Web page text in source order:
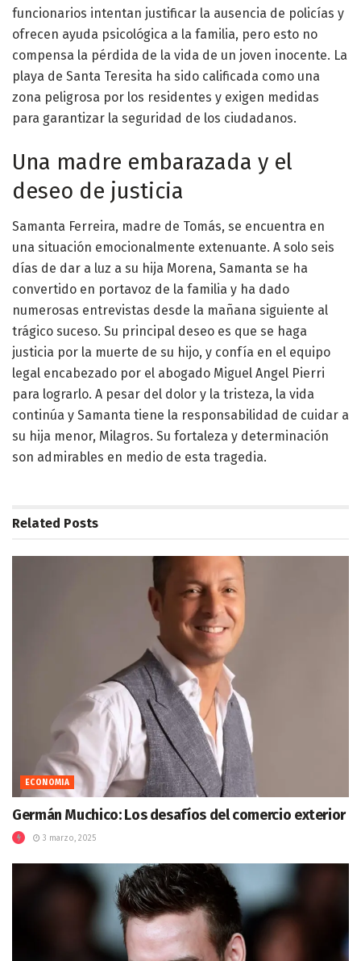
funcionarios intentan justificar la ausencia de policías y
ofrecen ayuda psicológica a la familia, pero esto no
compensa la pérdida de la vida de un joven inocente. La
playa de Santa Teresita ha sido calificada como una
zona peligrosa por los residentes y exigen medidas
para garantizar la seguridad de los ciudadanos.
Una madre embarazada y el
deseo de justicia
Samanta Ferreira, madre de Tomás, se encuentra en
una situación emocionalmente extenuante. A solo seis
días de dar a luz a su hija Morena, Samanta se ha
convertido en portavoz de la familia y ha dado
numerosas entrevistas desde la mañana siguiente al
trágico suceso. Su principal deseo es que se haga
justicia por la muerte de su hijo, y confía en el equipo
legal encabezado por el abogado Miguel Angel Pierri
para lograrlo. A pesar del dolor y la tristeza, la vida
continúa y Samanta tiene la responsabilidad de cuidar a
su hija menor, Milagros. Su fortaleza y determinación
son admirables en medio de esta tragedia.
Related Posts
ECONOMIA
Germán Muchico: Los desafíos del comercio exterior
3 marzo, 2025